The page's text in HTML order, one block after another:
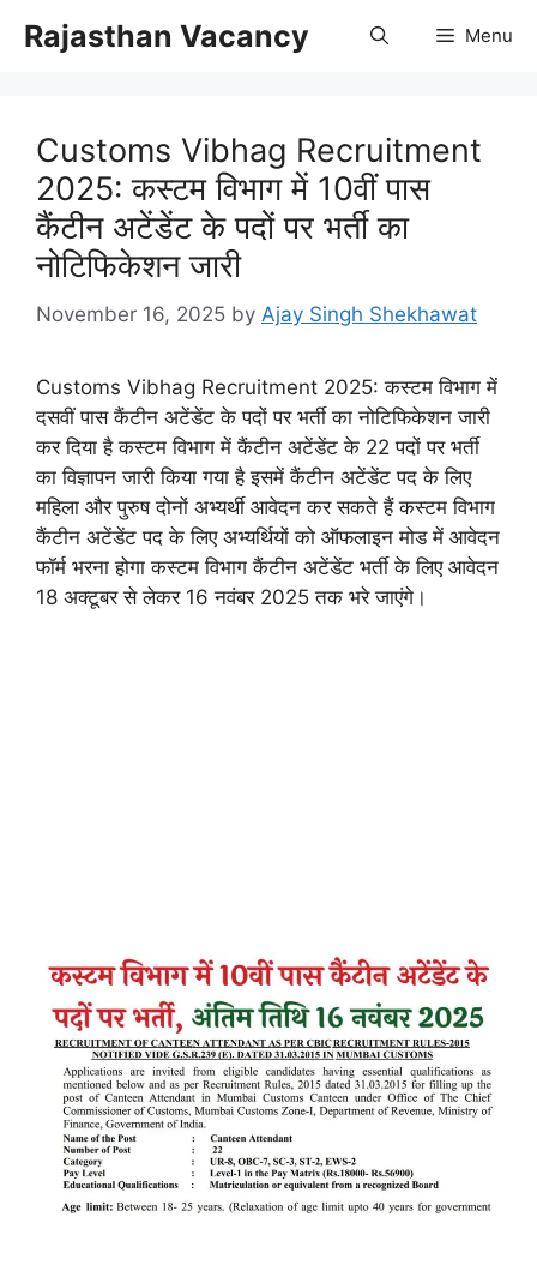
Rajasthan Vacancy Menu
Customs Vibhag Recruitment
2025: कस्टम विभाग में 10वीं पास
कैंटीन अटेंडेंट के पदों पर भर्ती का
नोटिफिकेशन जारी
November 16, 2025 by Ajay Singh Shekhawat
Customs Vibhag Recruitment 2025: कस्टम विभाग में
दसवीं पास कैंटीन अटेंडेंट के पदों पर भर्ती का नोटिफिकेशन जारी
कर दिया है कस्टम विभाग में कैंटीन अटेंडेंट के 22 पदों पर भर्ती
का विज्ञापन जारी किया गया है इसमें कैंटीन अटेंडेंट पद के लिए
महिला और पुरुष दोनों अभ्यर्थी आवेदन कर सकते हैं कस्टम विभाग
कैंटीन अटेंडेंट पद के लिए अभ्यर्थियों को ऑफलाइन मोड में आवेदन
फॉर्म भरना होगा कस्टम विभाग कैंटीन अटेंडेंट भर्ती के लिए आवेदन
18 अक्टूबर से लेकर 16 नवंबर 2025 तक भरे जाएंगे।